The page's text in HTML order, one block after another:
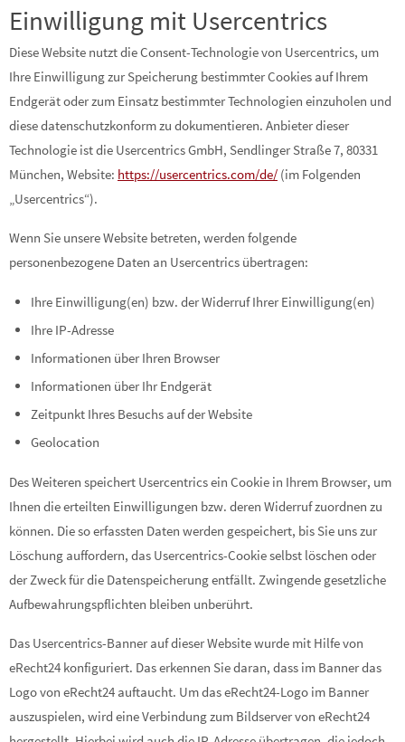
Einwilligung mit Usercentrics
Diese Website nutzt die Consent-Technologie von Usercentrics, um
Ihre Einwilligung zur Speicherung bestimmter Cookies auf Ihrem
Endgerät oder zum Einsatz bestimmter Technologien einzuholen und
diese datenschutzkonform zu dokumentieren. Anbieter dieser
Technologie ist die Usercentrics GmbH, Sendlinger Straße 7, 80331
München, Website: https://usercentrics.com/de/ (im Folgenden
„Usercentrics“).
Wenn Sie unsere Website betreten, werden folgende
personenbezogene Daten an Usercentrics übertragen:
Ihre Einwilligung(en) bzw. der Widerruf Ihrer Einwilligung(en)
Ihre IP-Adresse
Informationen über Ihren Browser
Informationen über Ihr Endgerät
Zeitpunkt Ihres Besuchs auf der Website
Geolocation
Des Weiteren speichert Usercentrics ein Cookie in Ihrem Browser, um
Ihnen die erteilten Einwilligungen bzw. deren Widerruf zuordnen zu
können. Die so erfassten Daten werden gespeichert, bis Sie uns zur
Löschung auffordern, das Usercentrics-Cookie selbst löschen oder
der Zweck für die Datenspeicherung entfällt. Zwingende gesetzliche
Aufbewahrungspflichten bleiben unberührt.
Das Usercentrics-Banner auf dieser Website wurde mit Hilfe von
eRecht24 konfiguriert. Das erkennen Sie daran, dass im Banner das
Logo von eRecht24 auftaucht. Um das eRecht24-Logo im Banner
auszuspielen, wird eine Verbindung zum Bildserver von eRecht24